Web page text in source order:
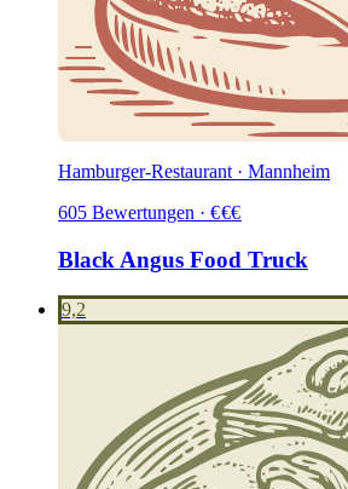
Hamburger-Restaurant · Mannheim
605 Bewertungen · €€€
Black Angus Food Truck
9,2